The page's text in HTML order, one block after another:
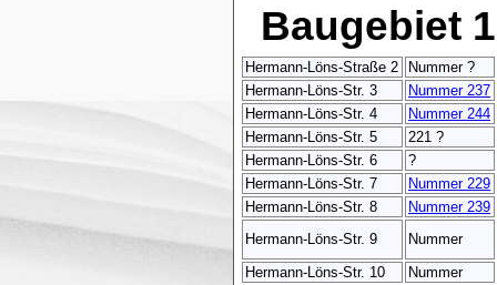
Baugebiet
Hermann-Löns-Straße 2
Nummer ?
Hermann-Löns-Str. 3
Nummer 237
Hermann-Löns-Str. 4
Nummer 244
Hermann-Löns-Str. 5
221 ?
Hermann-Löns-Str. 6
?
Hermann-Löns-Str. 7
Nummer 229
Hermann-Löns-Str. 8
Nummer 239
Hermann-Löns-Str. 9
Nummer
Hermann-Löns-Str. 10
Nummer